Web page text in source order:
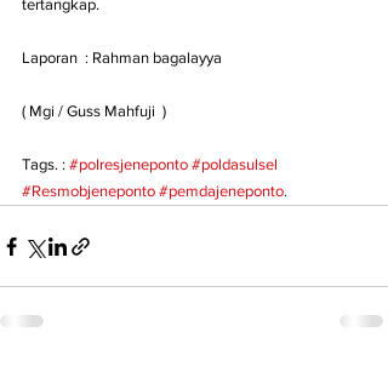
tertangkap.
Laporan  : Rahman bagalayya
( Mgi / Guss Mahfuji  )
Tags. : #polresjeneponto #poldasulsel
#Resmobjeneponto #pemdajeneponto.